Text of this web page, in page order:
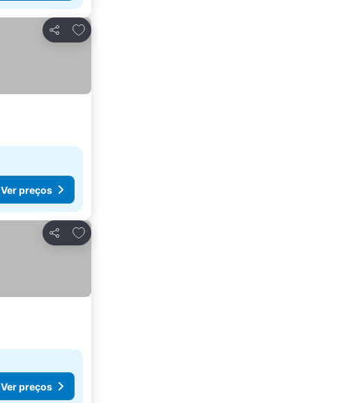
Partilhar
Adicionar aos favoritos
Ver preços
Partilhar
Adicionar aos favoritos
Ver preços